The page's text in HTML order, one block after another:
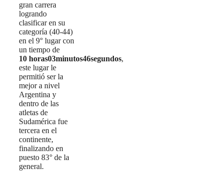
gran carrera
logrando
clasificar en su
categoría (40-44)
en el 9° lugar con
un tiempo de
10 horas03minutos46segundos,
este lugar le
permitió ser la
mejor a nivel
Argentina y
dentro de las
atletas de
Sudamérica fue
tercera en el
continente,
finalizando en
puesto 83° de la
general.